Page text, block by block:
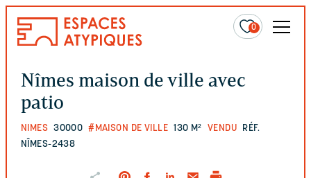
0
Nîmes maison de ville avec
patio
NIMES 30000 #MAISON DE VILLE 130 M² VENDU RÉF.
NÎMES-2438